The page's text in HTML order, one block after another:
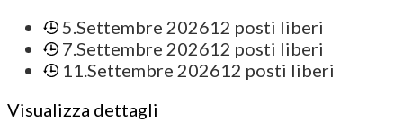
5.Settembre 202612 posti liberi
7.Settembre 202612 posti liberi
11.Settembre 202612 posti liberi
Visualizza dettagli